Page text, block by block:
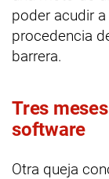
poder acudir
procedencia
barrera.
Tres
software
Otra queja